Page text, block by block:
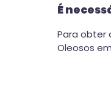
É
Para obter
Oleosos